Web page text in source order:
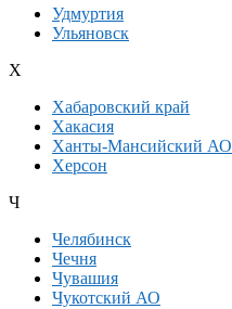
Удмуртия
Ульяновск
Х
Хабаровский край
Хакасия
Ханты-Мансийский АО
Херсон
Ч
Челябинск
Чечня
Чувашия
Чукотский АО